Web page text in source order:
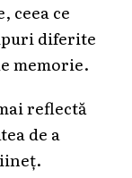
ceea ce
diferite
memorie.
reflectă
de a